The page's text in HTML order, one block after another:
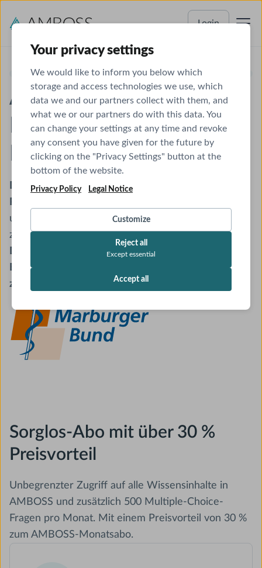
Your privacy settings
We would like to inform you below which
storage and access technologies we use, which
data we and our partners collect with them, and
what we or our partners do with this data. You
can change your settings at any time and revoke
any consent you have given for the future by
clicking on the "Privacy Settings" button at the
bottom of the website.
Privacy Policy Legal Notice
Customize
Reject all
Except essential
Accept all
Login
AMBOSS-Vorteil für
Mitglieder des
Marburger Bunds
Der Marburger Bund und AMBOSS sind offizielle
und Ärzten einen einfachen und schnellen Zugang
zu evidenzbasierten Empfehlungen zu bieten.
Deshalb haben alle Mitglieder des Marburger
Bundes die Möglichkeit, das AMBOSS-Sorglos-Abo
zu nutzen.
Sorglos-Abo mit über 30 %
Preisvorteil
Unbegrenzter Zugriff auf alle Wissensinhalte in
AMBOSS und zusätzlich 500 Multiple-Choice-
Fragen pro Monat. Mit einem Preisvorteil von 30 %
zum AMBOSS-Monatsabo.